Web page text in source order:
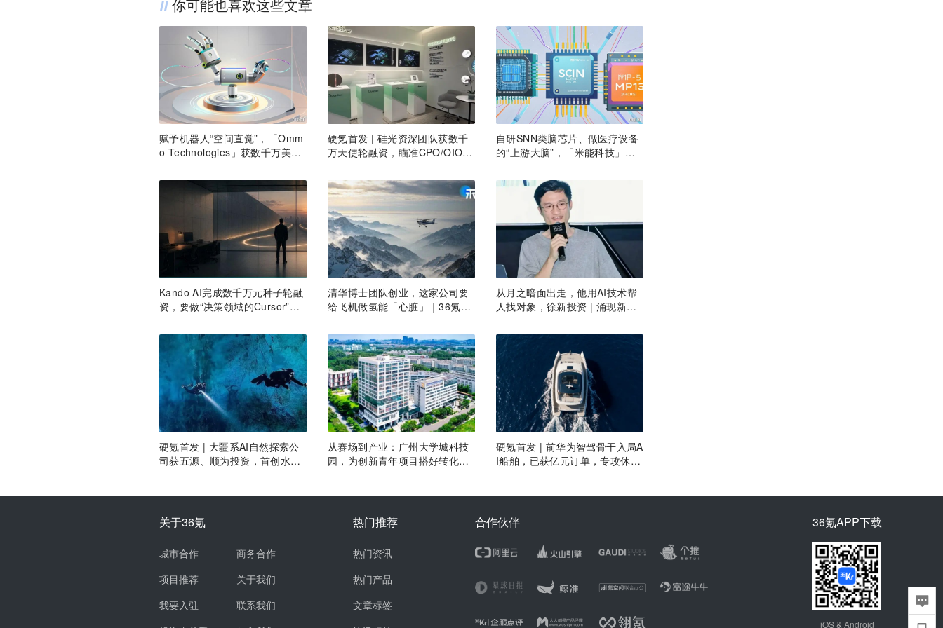
你可能也喜欢这些文章
赋予机器人“空间直觉”，「Omm
o Technologies」获数千万美元
硬氪首发 | 硅光资深团队获数千
万天使轮融资，瞄准CPO/OIO下
自研SNN类脑芯片、做医疗设备
的“上游大脑”，「米能科技」获
Kando AI完成数千万元种子轮融
资，要做“决策领域的Cursor”｜
清华博士团队创业，这家公司要
给飞机做氢能「心脏」｜36氪首
从月之暗面出走，他用AI技术帮
人找对象，徐新投资 | 涌现新项
硬氪首发 | 大疆系AI自然探索公
司获五源、顺为投资，首创水下
从赛场到产业：广州大学城科技
园，为创新青年项目搭好转化沃
硬氪首发 | 前华为智驾骨干入局A
I船舶，已获亿元订单，专攻休闲
关于36氪
城市合作
项目推荐
我要入驻
商务合作
关于我们
联系我们
热门推荐
热门资讯
热门产品
文章标签
合作伙伴 36氪APP下载
iOS & Android